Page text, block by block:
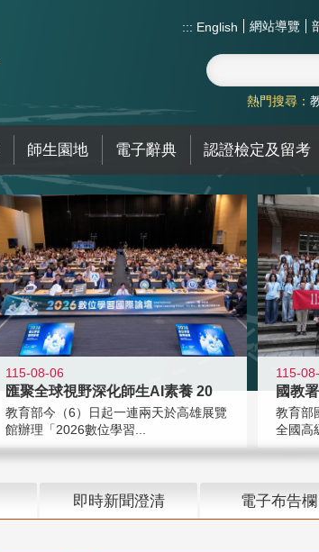
::: English 網站導覽
熱門搜尋：
師生園地 電子辭典 認證檢定及留考
115-08-06
匯聚全球視野深化師生AI素養 20
教育部今（6）日起一連兩天於高雄展覽
館辦理「2026數位學習...
115-
教育部
全國高
即時新聞澄清 電子布告欄